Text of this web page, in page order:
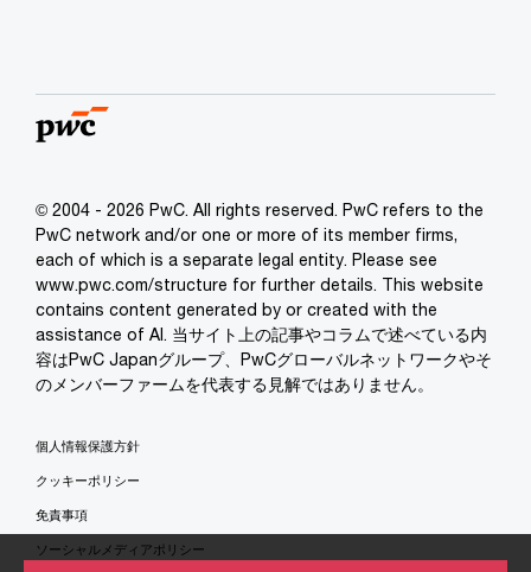
© 2004 - 2026 PwC. All rights reserved. PwC refers to the
PwC network and/or one or more of its member firms,
each of which is a separate legal entity. Please see
www.pwc.com/structure for further details. This website
contains content generated by or created with the
assistance of AI. 当サイト上の記事やコラムで述べている内
容はPwC Japanグループ、PwCグローバルネットワークやそ
のメンバーファームを代表する見解ではありません。
個人情報保護方針
クッキーポリシー
免責事項
ソーシャルメディアポリシー